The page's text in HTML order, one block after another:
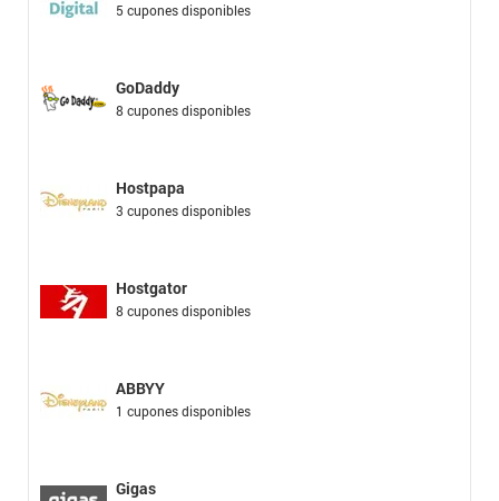
5 cupones disponibles
GoDaddy
8 cupones disponibles
Hostpapa
3 cupones disponibles
Hostgator
8 cupones disponibles
ABBYY
1 cupones disponibles
Gigas